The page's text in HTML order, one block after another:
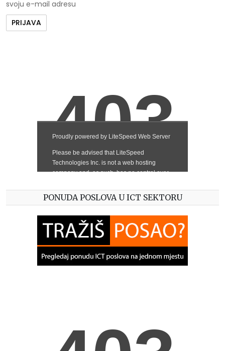
svoju e-mail adresu
PONUDA POSLOVA U ICT SEKTORU